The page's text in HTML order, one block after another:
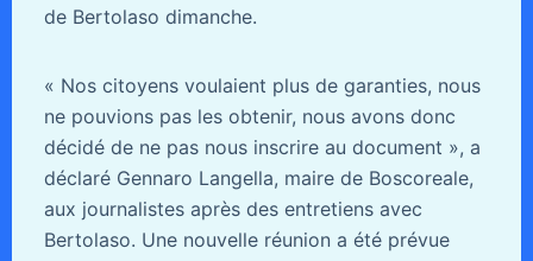
de Bertolaso dimanche.
« Nos citoyens voulaient plus de garanties, nous
ne pouvions pas les obtenir, nous avons donc
décidé de ne pas nous inscrire au document », a
déclaré Gennaro Langella, maire de Boscoreale,
aux journalistes après des entretiens avec
Bertolaso. Une nouvelle réunion a été prévue